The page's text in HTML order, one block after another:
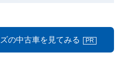
の中古車を見てみる PR